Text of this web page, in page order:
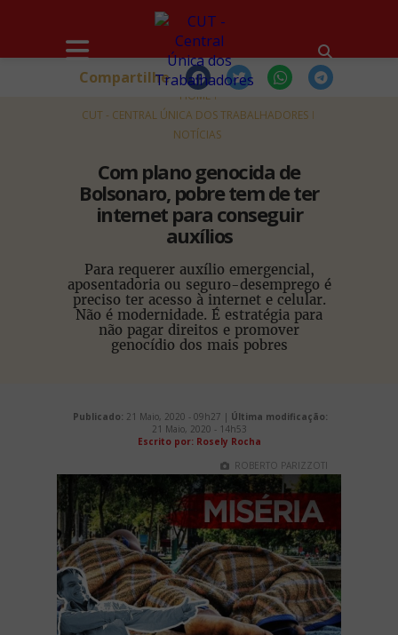
HOME
CUT - CENTRAL ÚNICA DOS TRABALHADORES
NOTÍCIAS
Com plano genocida de
Bolsonaro, pobre tem de ter
internet para conseguir
auxílios
Para requerer auxílio emergencial,
aposentadoria ou seguro-desemprego é
preciso ter acesso à internet e celular.
Não é modernidade. É estratégia para
não pagar direitos e promover
genocídio dos mais pobres
Compartilhe
Publicado: 21 Maio, 2020 - 09h27 | Última modificação:
21 Maio, 2020 - 14h53
Escrito por: Rosely Rocha
ROBERTO PARIZZOTI